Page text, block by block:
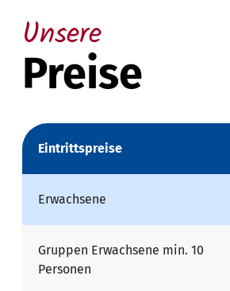
Unsere
Preise
Eintrittspreise
Erwachsene
Gruppen Erwachsene min. 10
Personen